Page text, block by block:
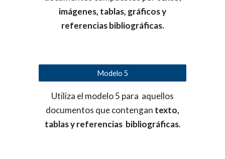
imágenes, tablas, gráficos y
referencias bibliográficas.
Modelo 5
Utiliza el modelo 5 para aquellos
documentos que contengan texto,
tablas y referencias bibliográficas.